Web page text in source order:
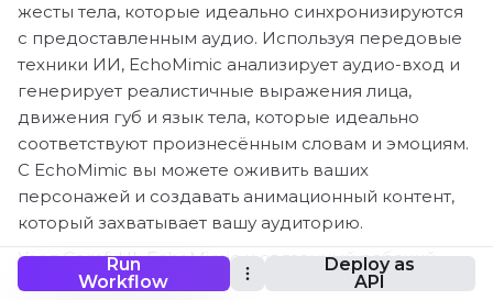
Run
Workflow
Deploy as
API
жесты тела, которые идеально синхронизируются
с предоставленным аудио. Используя передовые
техники ИИ, EchoMimic анализирует аудио-вход и
генерирует реалистичные выражения лица,
движения губ и язык тела, которые идеально
соответствуют произнесённым словам и эмоциям.
С EchoMimic вы можете оживить ваших
персонажей и создавать анимационный контент,
который захватывает вашу аудиторию.
Узел ComfyUI_EchoMimic и связанный рабочий
процесс были разработаны